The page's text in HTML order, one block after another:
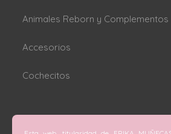
Animales Reborn y Complementos
Accesorios
Cochecitos